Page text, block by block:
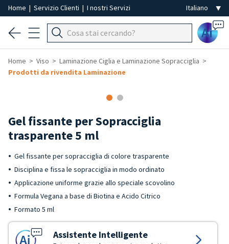
Home | Servizio Clienti | I nostri Servizi
Ai
Home Viso
Laminazione Ciglia e Laminazione Sopracciglia
Prodotti da rivendita Laminazione
Gel fissante per Sopracciglia
trasparente 5 ml
Gel fissante per sopracciglia di colore trasparente
Disciplina e fissa le sopracciglia in modo ordinato
Applicazione uniforme grazie allo speciale scovolino
Formula Vegana a base di Biotina e Acido Citrico
Formato 5 ml
Assistente Intelligente